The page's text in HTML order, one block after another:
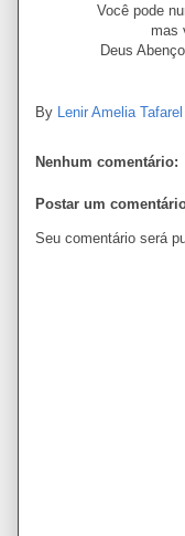
Você pode
mas
Deus
By Lenir Amelia
Nenhum comentário:
Postar um
Seu comentário será